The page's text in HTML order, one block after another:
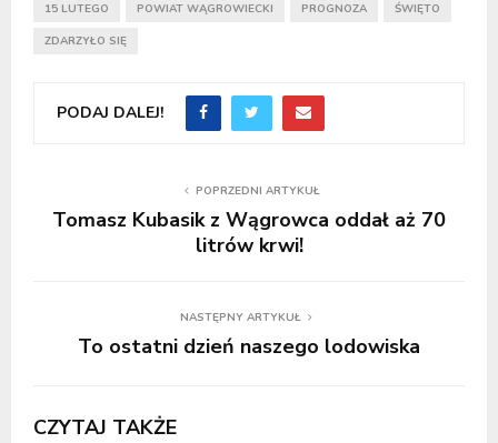
15 LUTEGO POWIAT WĄGROWIECKI PROGNOZA ŚWIĘTO
ZDARZYŁO SIĘ
PODAJ DALEJ!
POPRZEDNI ARTYKUŁ
Tomasz Kubasik z Wągrowca oddał aż 70
litrów krwi!
NASTĘPNY ARTYKUŁ
To ostatni dzień naszego lodowiska
CZYTAJ TAKŻE